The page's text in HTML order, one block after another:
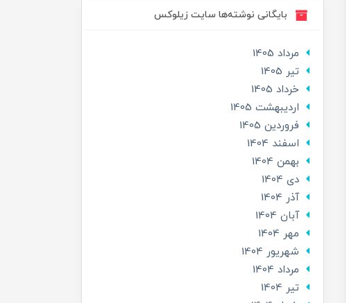
بایگانی نوشته‌ها سایت زیلوکس
مرداد 1405
تير 1405
خرداد 1405
ارديبهشت 1405
فروردین 1405
اسفند 1404
بهمن 1404
دی 1404
آذر 1404
آبان 1404
مهر 1404
شهریور 1404
مرداد 1404
تير 1404